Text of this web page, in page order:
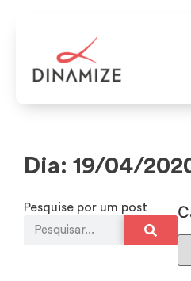
Dia: 19/04/
Pesquise por um post